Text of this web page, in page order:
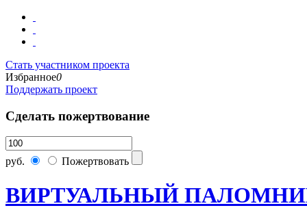
Стать участником проекта
Избранное0
Поддержать проект
Сделать пожертвование
руб. Пожертвовать
ВИРТУАЛЬНЫЙ